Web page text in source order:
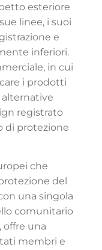
esteriore
linee, i suoi
e
inferiori.
in cui
i prodotti
alternative
registrato
di protezione
che
del
una singola
comunitario
offre una
membri e